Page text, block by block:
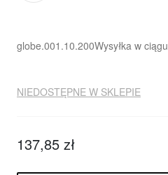
globe.001.10.200Wysyłka w ciągu
NIEDOSTĘPNE W SKLEPIE
137,85 zł